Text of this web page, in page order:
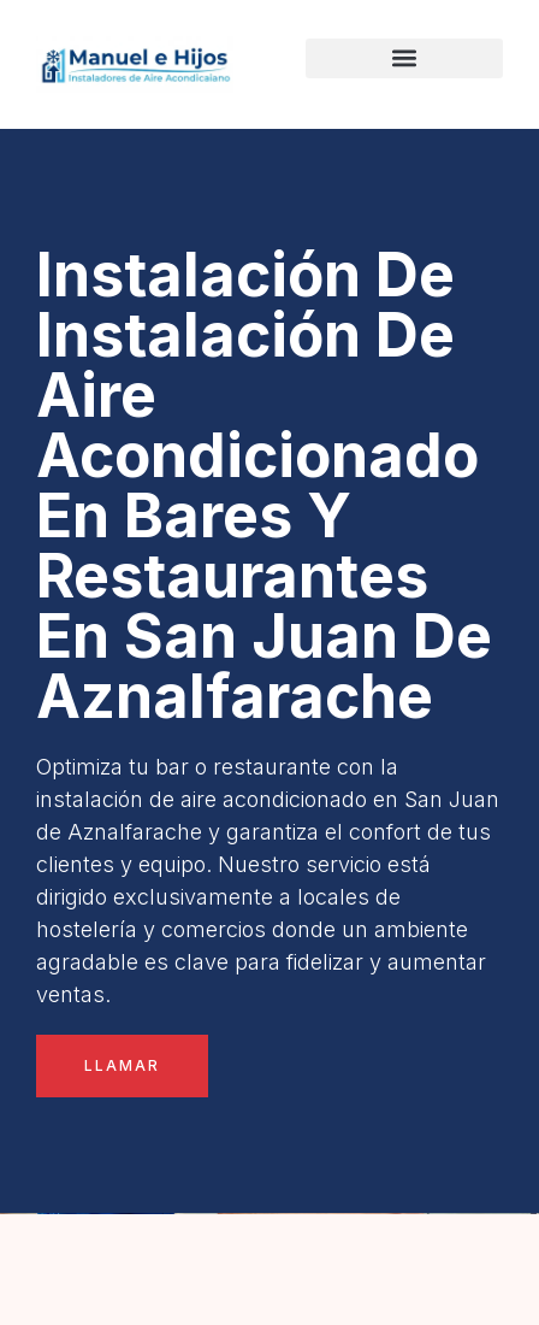
Instalación De
Instalación De
Aire
Acondicionado
En Bares Y
Restaurantes
En San Juan De
Aznalfarache
Optimiza tu bar o restaurante con la
instalación de aire acondicionado en San Juan
de Aznalfarache y garantiza el confort de tus
clientes y equipo. Nuestro servicio está
dirigido exclusivamente a locales de
hostelería y comercios donde un ambiente
agradable es clave para fidelizar y aumentar
ventas.
LLAMAR